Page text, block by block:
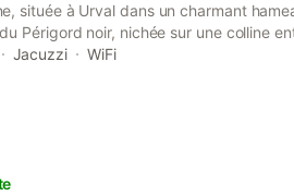
située à Urval dans un charmant
Périgord noir, nichée sur une colline
où commence la forêt de la Bessède,
et de la Vézère, vous pourrez
Jacuzzi WiFi